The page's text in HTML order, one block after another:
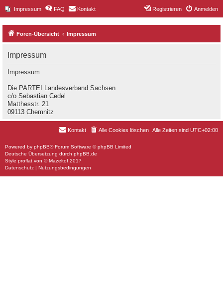
Impressum FAQ Kontakt Anmelden
Registrieren
Foren-Übersicht Impressum
Impressum
Impressum
Die PARTEI Landesverband Sachsen
c/o Sebastian Cedel
Matthesstr. 21
09113 Chemnitz
Alle Zeiten sind UTC+02:00
Alle Cookies löschen
Kontakt
Powered by phpBB® Forum Software © phpBB Limited
Deutsche Übersetzung durch phpBB.de
Style proflat von ©Mazeltof 2017
Datenschutz | Nutzungsbedingungen